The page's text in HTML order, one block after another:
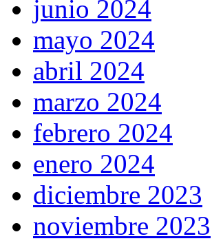
junio 2024
mayo 2024
abril 2024
marzo 2024
febrero 2024
enero 2024
diciembre 2023
noviembre 2023